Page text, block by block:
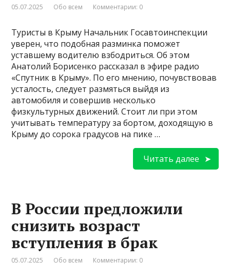
05.07.2025 Обо всем Комментарии: 0
Туристы в Крыму Начальник Госавтоинспекции
уверен, что подобная разминка поможет
уставшему водителю взбодриться. Об этом
Анатолий Борисенко рассказал в эфире радио
«Спутник в Крыму». По его мнению, почувствовав
усталость, следует размяться выйдя из
автомобиля и совершив несколько
физкультурных движений. Стоит ли при этом
учитывать температуру за бортом, доходящую в
Крыму до сорока градусов на пике …
Читать далее
В России предложили
снизить возраст
вступления в брак
05.07.2025 Обо всем Комментарии: 0